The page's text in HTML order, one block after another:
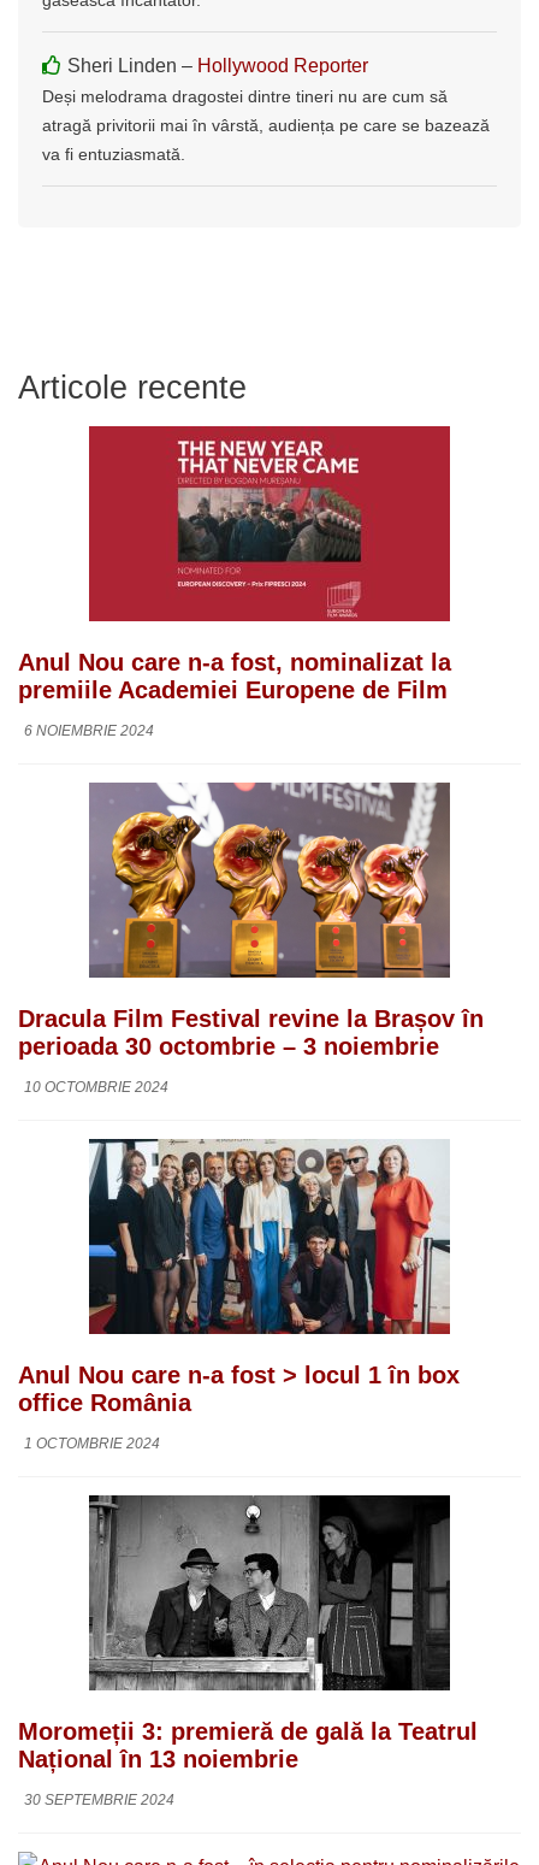
Sheri Linden – Hollywood Reporter
Deși melodrama dragostei dintre tineri nu are cum să
atragă privitorii mai în vârstă, audiența pe care se bazează
va fi entuziasmată.
Articole recente
Anul Nou care n-a fost, nominalizat la
premiile Academiei Europene de Film
6 NOIEMBRIE 2024
Dracula Film Festival revine la Brașov în
perioada 30 octombrie – 3 noiembrie
10 OCTOMBRIE 2024
Anul Nou care n-a fost > locul 1 în box
office România
1 OCTOMBRIE 2024
Moromeții 3: premieră de gală la Teatrul
Național în 13 noiembrie
30 SEPTEMBRIE 2024